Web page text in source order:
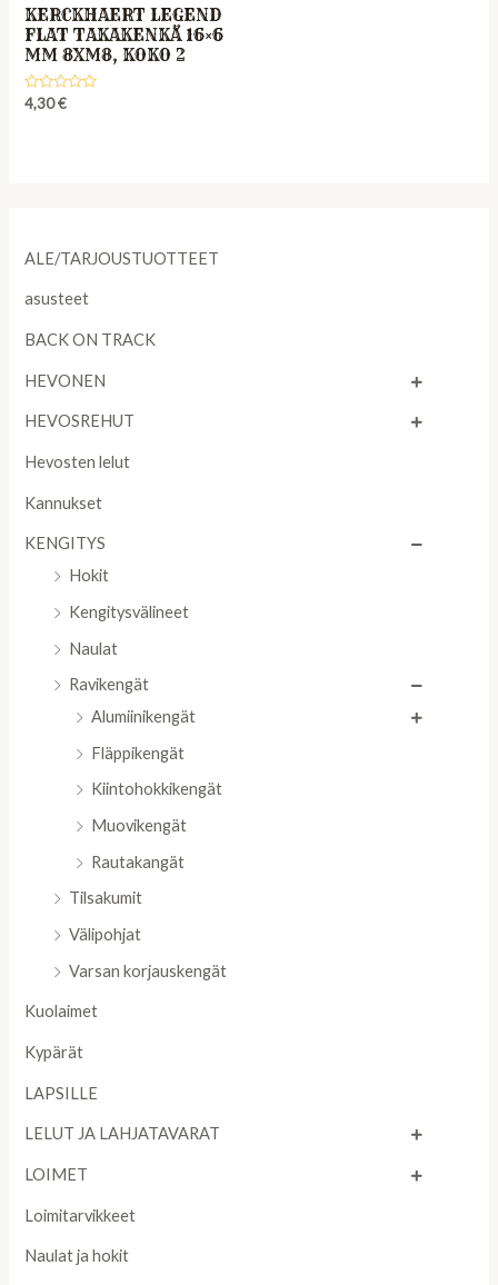
ALE/TARJOUSTUOTTEET
asusteet
BACK ON TRACK
HEVONEN
HEVOSREHUT
Hevosten lelut
Kannukset
KENGITYS
Hokit
Kengitysvälineet
Naulat
Ravikengät
Alumiinikengät
Fläppikengät
Kiintohokkikengät
Muovikengät
Rautakangät
Tilsakumit
Välipohjat
Varsan korjauskengät
Kuolaimet
Kypärät
LAPSILLE
LELUT JA LAHJATAVARAT
LOIMET
Loimitarvikkeet
Naulat ja hokit
KERCKHAERT LEGEND
FLAT TAKAKENKÄ 16×6
MM 8XM8, KOKO 2
Rated
4,30€